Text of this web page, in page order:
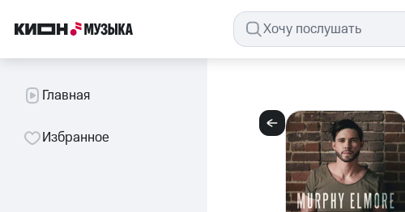
Главная
Избранное